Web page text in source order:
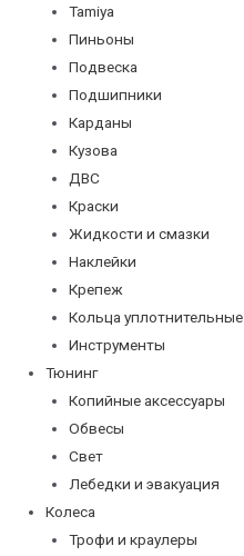
Tamiya
Пиньоны
Подвеска
Подшипники
Карданы
Кузова
ДВС
Краски
Жидкости и смазки
Наклейки
Крепеж
Кольца уплотнительные
Инструменты
Тюнинг
Копийные аксессуары
Обвесы
Свет
Лебедки и эвакуация
Колеса
Трофи и краулеры